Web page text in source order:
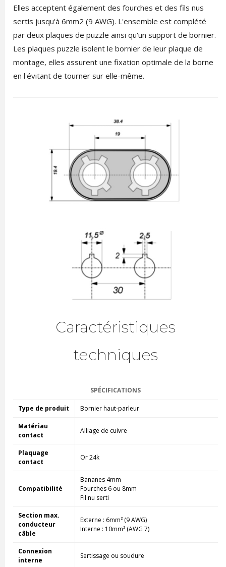
Elles acceptent également des fourches et des fils nus
sertis jusqu'à 6mm2 (9 AWG). L'ensemble est complété
par deux plaques de puzzle ainsi qu'un support de bornier.
Les plaques puzzle isolent le bornier de leur plaque de
montage, elles assurent une fixation optimale de la borne
en l'évitant de tourner sur elle-même.
Caractéristiques
techniques
SPÉCIFICATIONS
Type de produit Bornier haut-parleur
Matériau
contact
Alliage de cuivre
Plaquage
contact
Or 24k
Compatibilité
Bananes 4mm
Fourches 6 ou 8mm
Fil nu serti
Section max.
conducteur
câble
Externe : 6mm² (9 AWG)
Interne : 10mm² (AWG 7)
Connexion
interne
Sertissage ou soudure